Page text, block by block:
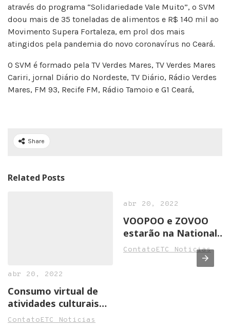
através do programa “Solidariedade Vale Muito”, o SVM
doou mais de 35 toneladas de alimentos e R$ 140 mil ao
Movimento Supera Fortaleza, em prol dos mais
atingidos pela pandemia do novo coronavírus no Ceará.
O SVM é formado pela TV Verdes Mares, TV Verdes Mares
Cariri, jornal Diário do Nordeste, TV Diário, Rádio Verdes
Mares, FM 93, Recife FM, Rádio Tamoio e G1 Ceará,
Share
Related Posts
abr 20, 2022
Consumo virtual de
atividades culturais
cresce na pandemia
ContatoETC Noticias
abr 20, 2022
VOOPOO e ZOVOO
estarão na National
Convenience Show
2022 em Birmingham
ContatoETC Noticias